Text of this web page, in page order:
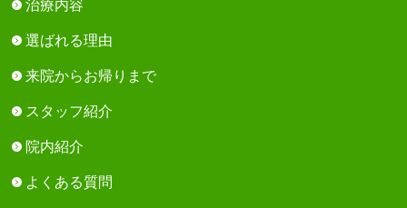
治療内容
選ばれる理由
来院からお帰りまで
スタッフ紹介
院内紹介
よくある質問